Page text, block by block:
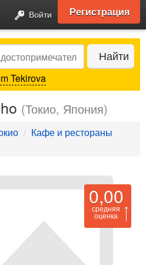
Войти Регистрация
Найти
Tekirova
(Токио, Япония)
Кафе и рестораны
0,00
средняя
оценка